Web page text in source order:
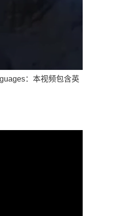
：本视频包含英